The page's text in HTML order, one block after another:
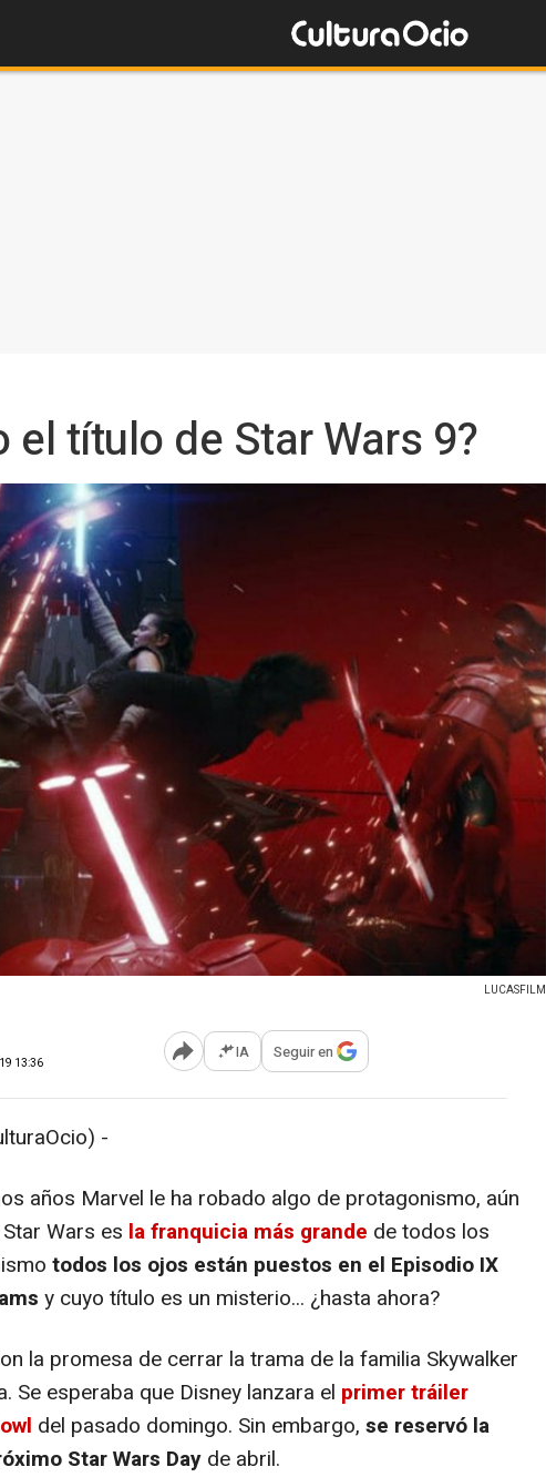
el título de Star Wars 9?
LUCASFILM
13:36 Abrir opciones para compartir
IA Seguir en
-
años Marvel le ha robado algo de protagonismo, aún
Wars es la franquicia más grande de todos los
todos los ojos están puestos en el Episodio IX
y cuyo título es un misterio... ¿hasta ahora?
la promesa de cerrar la trama de la familia Skywalker
Se esperaba que Disney lanzara el primer tráiler
del pasado domingo. Sin embargo, se reservó la
Star Wars Day de abril.